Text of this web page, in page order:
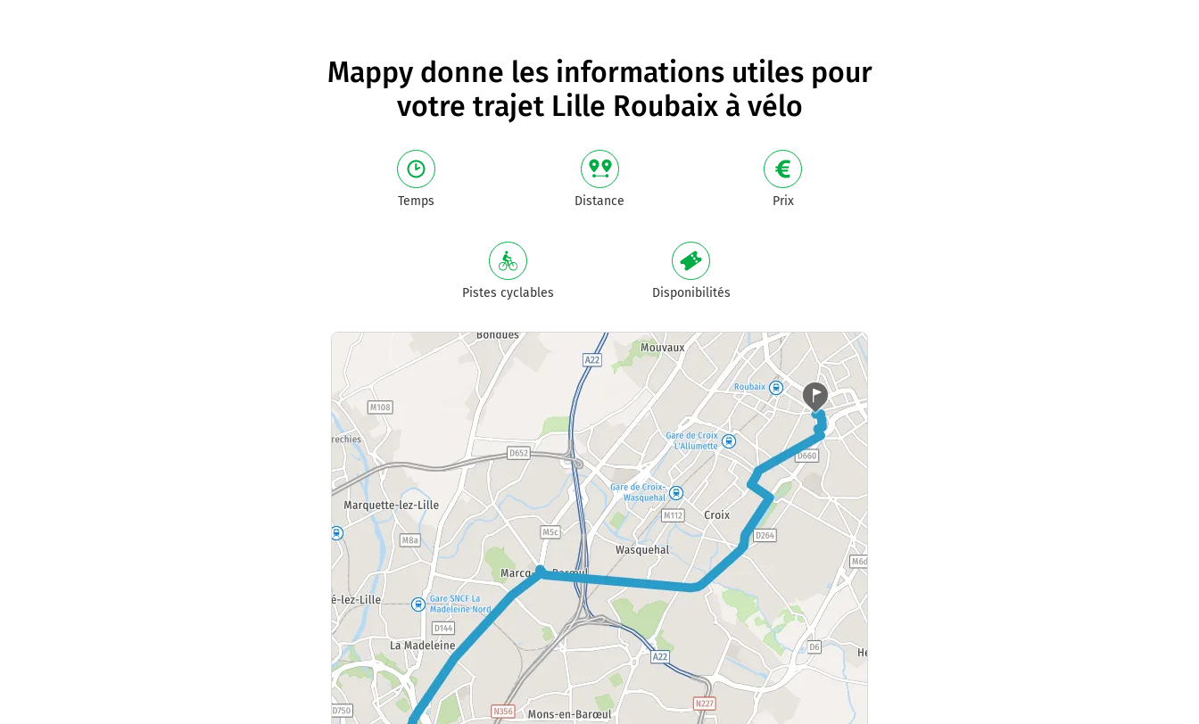
Mappy donne les informations utiles pour
votre trajet Lille Roubaix à vélo
Temps Distance Prix
Pistes cyclables Disponibilités